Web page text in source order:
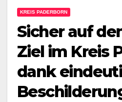
KREIS PADERBORN
Sicher auf
Ziel im Kreis
dank